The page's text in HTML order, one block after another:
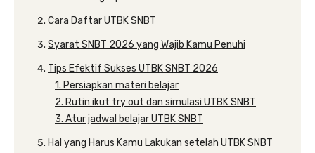
Cara Daftar UTBK SNBT
Syarat SNBT 2026 yang Wajib Kamu Penuhi
Tips Efektif Sukses UTBK SNBT 2026
1. Persiapkan materi belajar
2. Rutin ikut try out dan simulasi UTBK SNBT
3. Atur jadwal belajar UTBK SNBT
Hal yang Harus Kamu Lakukan setelah UTBK SNBT